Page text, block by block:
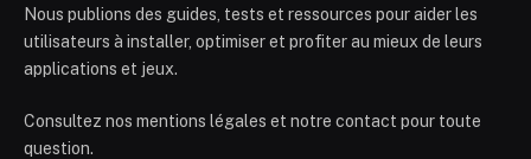
Nous publions des guides, tests et ressources pour aider les
utilisateurs à installer, optimiser et profiter au mieux de leurs
applications et jeux.
Consultez nos mentions légales et notre contact pour toute
question.